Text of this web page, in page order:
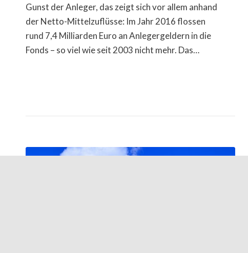
Gunst der Anleger, das zeigt sich vor allem anhand
der Netto-Mittelzuflüsse: Im Jahr 2016 flossen
rund 7,4 Milliarden Euro an Anlegergeldern in die
Fonds – so viel wie seit 2003 nicht mehr. Das…